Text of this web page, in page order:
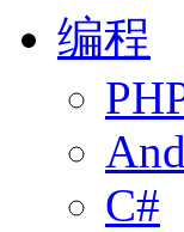
编程
C#